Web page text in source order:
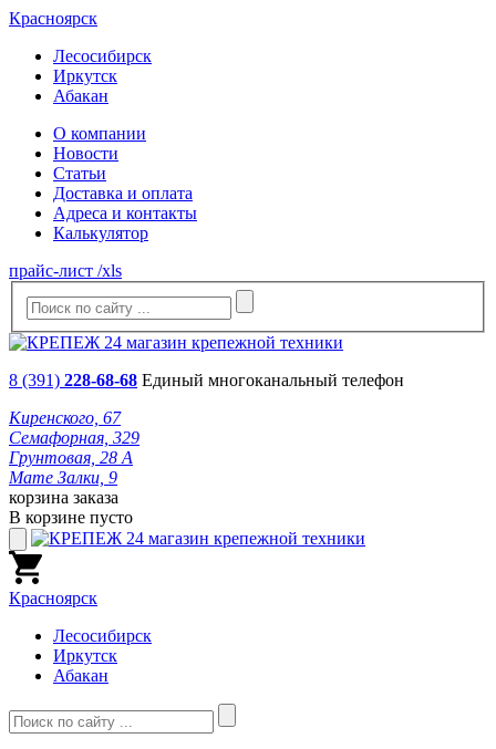
Красноярск
Лесосибирск
Иркутск
Абакан
О компании
Новости
Статьи
Доставка и оплата
Адреса и контакты
Калькулятор
прайс-лист /xls
8 (391) 228-68-68 Единый многоканальный телефон
Киренского, 67
Семафорная, 329
Грунтовая, 28 А
Мате Залки, 9
корзина заказа
В корзине пусто
Красноярск
Лесосибирск
Иркутск
Абакан